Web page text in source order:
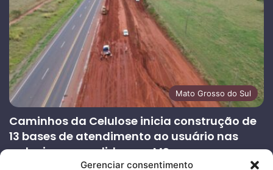
Gerenciar consentimento
Mato Grosso do Sul
Caminhos da Celulose inicia construção de
13 bases de atendimento ao usuário nas
rodovias concedidas em MS